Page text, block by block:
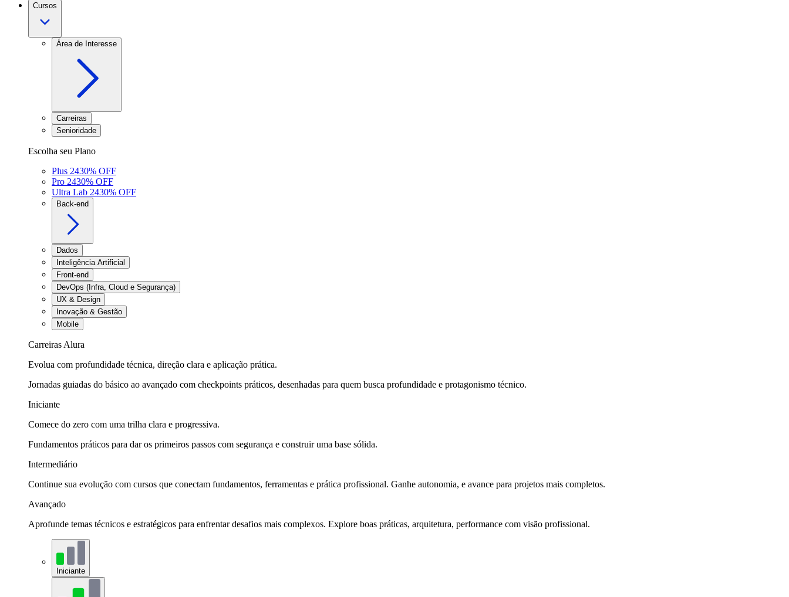
Cursos
Área de Interesse
Carreiras
Senioridade
Escolha seu Plano
Plus 2430% OFF
Pro 2430% OFF
Ultra Lab 2430% OFF
Back-end
Dados
Inteligência Artificial
Front-end
DevOps (Infra, Cloud e Segurança)
UX & Design
Inovação & Gestão
Mobile
Carreiras Alura
Evolua com profundidade técnica, direção clara e aplicação prática.
Jornadas guiadas do básico ao avançado com checkpoints práticos, desenhadas para quem busca profundidade e protagonismo técnico.
Iniciante
Comece do zero com uma trilha clara e progressiva.
Fundamentos práticos para dar os primeiros passos com segurança e construir uma base sólida.
Intermediário
Continue sua evolução com cursos que conectam fundamentos, ferramentas e prática profissional. Ganhe autonomia, e avance para projetos mais completos.
Avançado
Aprofunde temas técnicos e estratégicos para enfrentar desafios mais complexos. Explore boas práticas, arquitetura, performance com visão profissional.
Iniciante